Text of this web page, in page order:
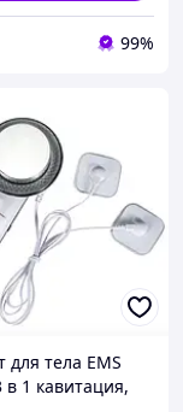
99%
для тела EMS
в 1 кавитация,